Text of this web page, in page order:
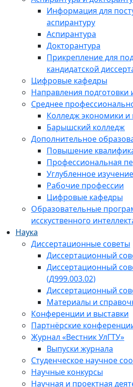
Информация для
аспирантуру
Аспирантура
Докторантура
Прикрепление для
кандидатской
Цифровые кафедры
Направления подготовки
Среднее
Колледж экономики
Барышский колледж
Дополнительное
Повышение
Профессиональная
Углубленное
Рабочие профессии
Цифровые кафедры
Образовательные
исскуственного
Наука
Диссертационные советы
Диссертационный
Диссертационный
(Д999.003.02)
Диссертационный
Материалы и
Конференции и выставки
Партнёрские
Журнал «Вестник УлГТУ»
Выпуски журнала
Студенческое научное
Научные конкурсы
Научная и проектная